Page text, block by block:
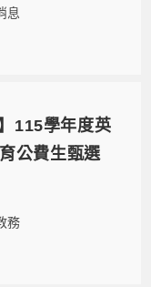
息
115學年度英
公費生甄選
務